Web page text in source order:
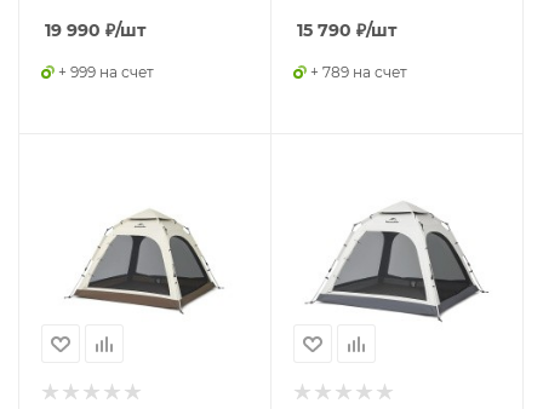
серая с серым
19 990 ₽/шт
+ 999 на счет
15 790 ₽/шт
+ 789 на счет